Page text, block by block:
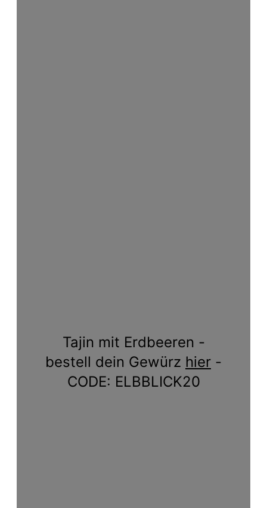
Tajin mit Erdbeeren -
bestell dein Gewürz hier -
CODE: ELBBLICK20